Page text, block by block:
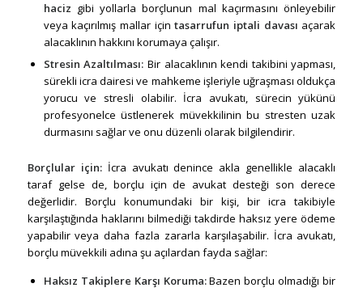
haciz gibi yollarla borçlunun mal kaçırmasını önleyebilir
veya kaçırılmış mallar içintasarrufun iptali davası açarak
alacaklının hakkını korumaya çalışır.
Stresin Azaltılması: Bir alacaklının kendi takibini yapması,
sürekli icra dairesi ve mahkeme işleriyle uğraşması oldukça
yorucu ve stresli olabilir. İcra avukatı, sürecin yükünü
profesyonelce üstlenerek müvekkilinin bu stresten uzak
durmasını sağlar ve onu düzenli olarak bilgilendirir.
Borçlular için:İcra avukatı denince akla genellikle alacaklı
taraf gelse de, borçlu için de avukat desteği son derece
değerlidir. Borçlu konumundaki bir kişi, bir icra takibiyle
karşılaştığında haklarını bilmediği takdirde haksız yere ödeme
yapabilir veya daha fazla zararla karşılaşabilir. İcra avukatı,
borçlu müvekkili adına şu açılardan fayda sağlar:
Haksız Takiplere Karşı Koruma:Bazen borçlu olmadığı bir